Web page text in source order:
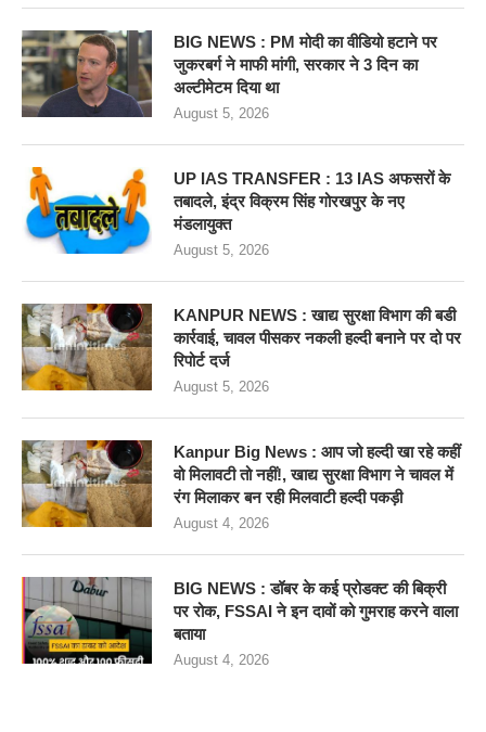
BIG NEWS : PM मोदी का वीडियो हटाने पर
जुकरबर्ग ने माफी मांगी, सरकार ने 3 दिन का
अल्टीमेटम दिया था
August 5, 2026
UP IAS TRANSFER : 13 IAS अफसरों के
तबादले, इंद्र विक्रम सिंह गोरखपुर के नए
मंडलायुक्त
August 5, 2026
KANPUR NEWS : खाद्य सुरक्षा विभाग की बडी
कार्रवाई, चावल पीसकर नकली हल्दी बनाने पर दो पर
रिपोर्ट दर्ज
August 5, 2026
Kanpur Big News : आप जो हल्दी खा रहे कहीं
वो मिलावटी तो नहीं!, खाद्य सुरक्षा विभाग ने चावल में
रंग मिलाकर बन रही मिलवाटी हल्दी पकड़ी
August 4, 2026
BIG NEWS : डॉबर के कई प्रोडक्ट की बिक्री
पर रोक, FSSAI ने इन दावों को गुमराह करने वाला
बताया
August 4, 2026